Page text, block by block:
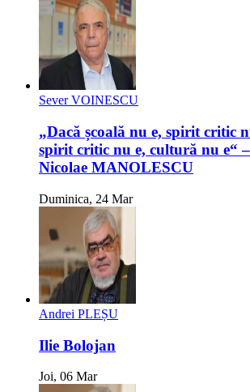
Sever VOINESCU
„Dacă școală nu e, spirit critic
spirit critic nu e, cultură nu e“
Nicolae MANOLESCU
Duminica, 24 Mar
Andrei PLEȘU
Ilie Bolojan
Joi, 06 Mar